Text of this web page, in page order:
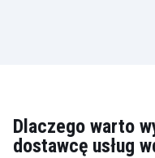
Dlaczego warto
dostawcę usług